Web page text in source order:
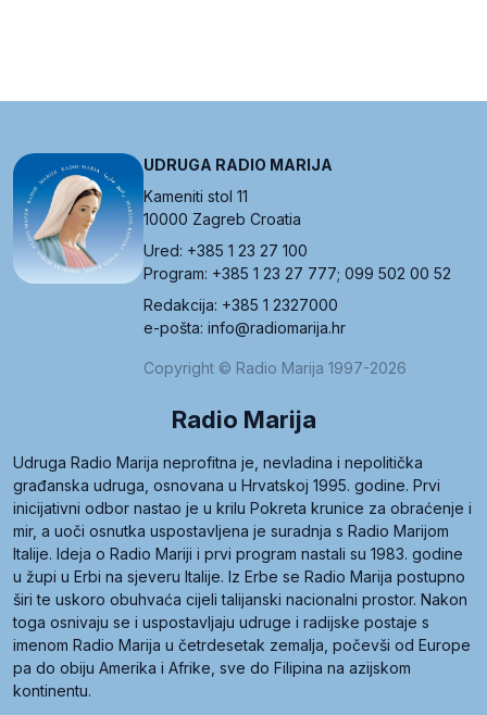
UDRUGA RADIO MARIJA
Kameniti stol 11
10000 Zagreb Croatia
Ured: +385 1 23 27 100
Program: +385 1 23 27 777; 099 502 00 52
Redakcija: +385 1 2327000
e-pošta: info@radiomarija.hr
Copyright © Radio Marija 1997-2026
Radio Marija
Udruga Radio Marija neprofitna je, nevladina i nepolitička
građanska udruga, osnovana u Hrvatskoj 1995. godine. Prvi
inicijativni odbor nastao je u krilu Pokreta krunice za obraćenje i
mir, a uoči osnutka uspostavljena je suradnja s Radio Marijom
Italije. Ideja o Radio Mariji i prvi program nastali su 1983. godine
u župi u Erbi na sjeveru Italije. Iz Erbe se Radio Marija postupno
širi te uskoro obuhvaća cijeli talijanski nacionalni prostor. Nakon
toga osnivaju se i uspostavljaju udruge i radijske postaje s
imenom Radio Marija u četrdesetak zemalja, počevši od Europe
pa do obiju Amerika i Afrike, sve do Filipina na azijskom
kontinentu.